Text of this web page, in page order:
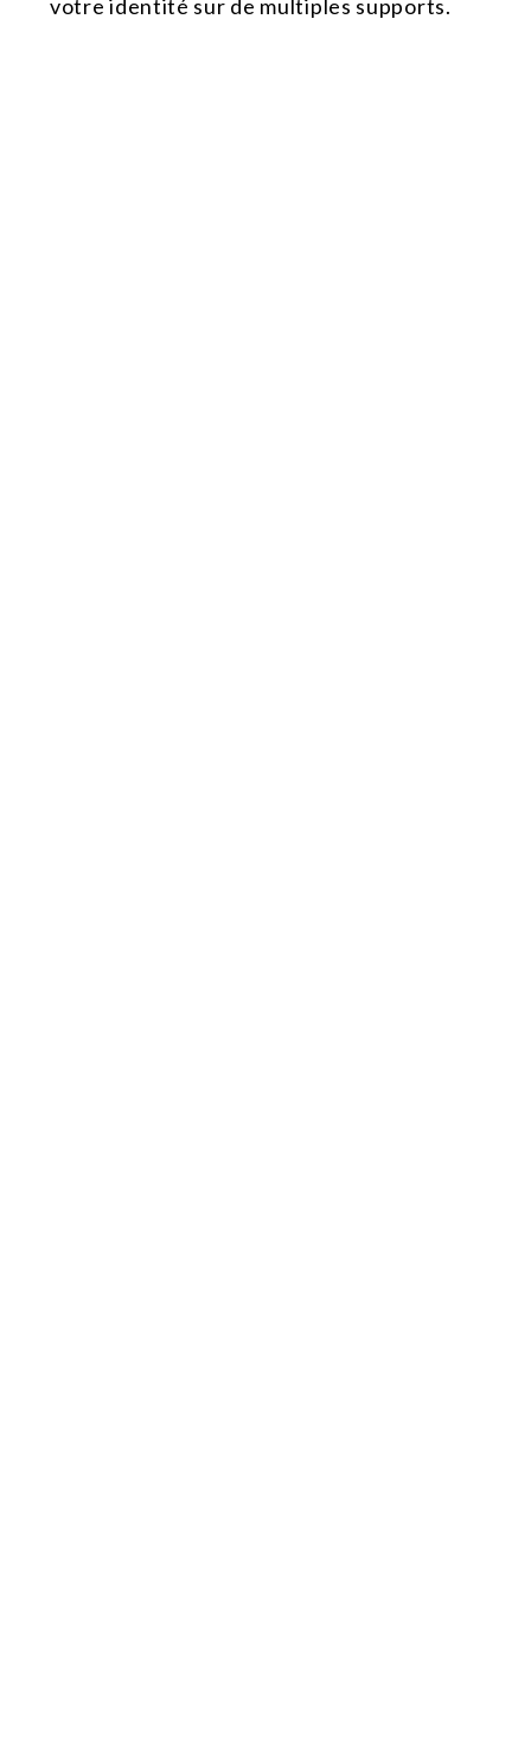
votre identité sur de multiples supports.